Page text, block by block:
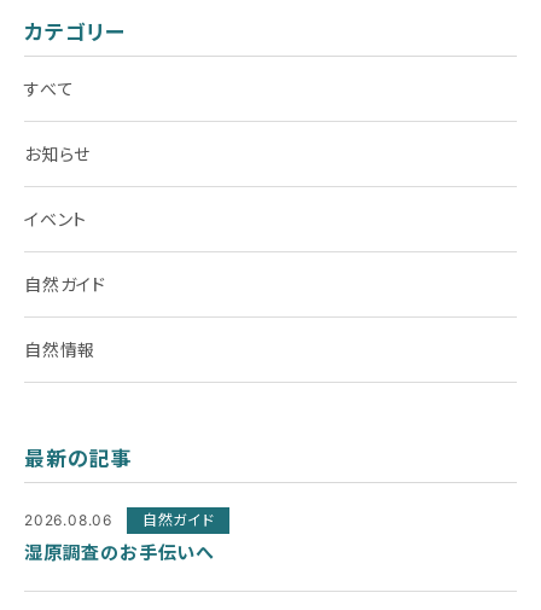
カテゴリー
すべて
お知らせ
イベント
自然ガイド
自然情報
最新の記事
2026.08.06 自然ガイド
湿原調査のお手伝いへ